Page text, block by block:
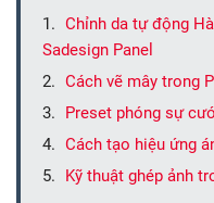
Chỉnh da tự động
Sadesign Panel
Cách vẽ mây trong
Preset phóng sự
Cách tạo hiệu ứng
Kỹ thuật ghép ảnh